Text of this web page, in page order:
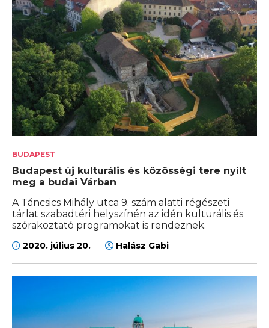
BUDAPEST
Budapest új kulturális és közösségi tere nyílt
meg a budai Várban
A Táncsics Mihály utca 9. szám alatti régészeti
tárlat szabadtéri helyszínén az idén kulturális és
szórakoztató programokat is rendeznek.
2020. július 20. Halász Gabi